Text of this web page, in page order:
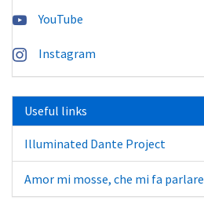
YouTube
Instagram
Useful links
Illuminated Dante Project
Amor mi mosse, che mi fa parlare